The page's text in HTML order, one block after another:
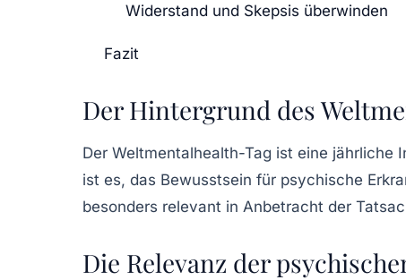
Widerstand und Skepsis überwinden
Fazit
Der Hintergrund des
Der Weltmentalhealth-Tag ist eine jährliche
ist es, das Bewusstsein für psychische
besonders relevant in Anbetracht der
Die Relevanz der